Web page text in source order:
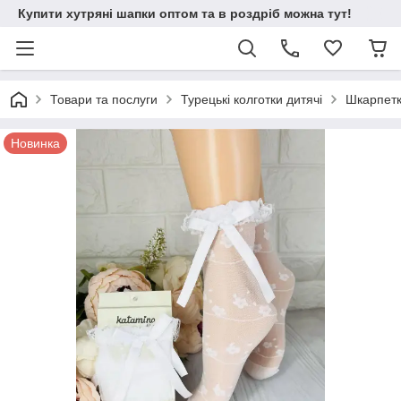
Купити хутряні шапки оптом та в роздріб можна тут!
Товари та послуги Турецькі колготки дитячі
Новинка